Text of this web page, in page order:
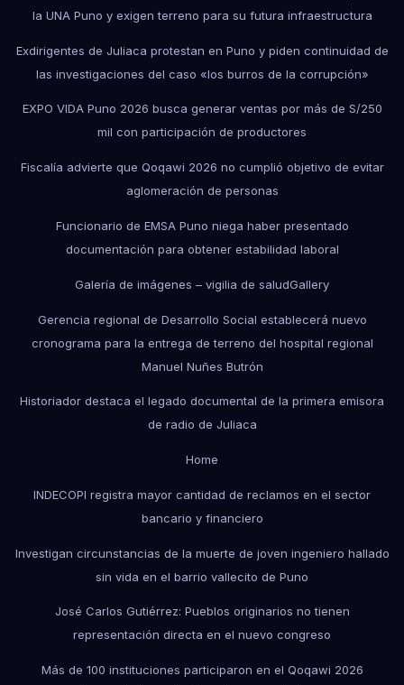
la UNA Puno y exigen terreno para su futura infraestructura
Exdirigentes de Juliaca protestan en Puno y piden continuidad de
las investigaciones del caso «los burros de la corrupción»
EXPO VIDA Puno 2026 busca generar ventas por más de S/250
mil con participación de productores
Fiscalía advierte que Qoqawi 2026 no cumplió objetivo de evitar
aglomeración de personas
Funcionario de EMSA Puno niega haber presentado
documentación para obtener estabilidad laboral
Galería de imágenes – vigilia de saludGallery
Gerencia regional de Desarrollo Social establecerá nuevo
cronograma para la entrega de terreno del hospital regional
Manuel Nuñes Butrón
Historiador destaca el legado documental de la primera emisora
de radio de Juliaca
Home
INDECOPI registra mayor cantidad de reclamos en el sector
bancario y financiero
Investigan circunstancias de la muerte de joven ingeniero hallado
sin vida en el barrio vallecito de Puno
José Carlos Gutiérrez: Pueblos originarios no tienen
representación directa en el nuevo congreso
Más de 100 instituciones participaron en el Qoqawi 2026